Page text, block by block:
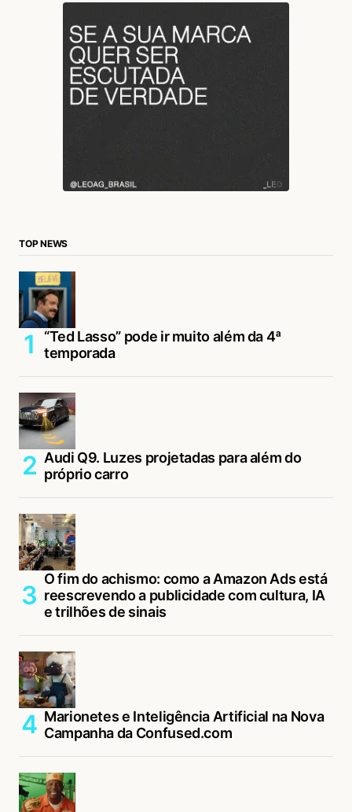
TOP NEWS
“Ted Lasso” pode ir muito além da 4ª
temporada
Audi Q9. Luzes projetadas para além do
próprio carro
O fim do achismo: como a Amazon Ads está
reescrevendo a publicidade com cultura, IA
e trilhões de sinais
Marionetes e Inteligência Artificial na Nova
Campanha da Confused.com